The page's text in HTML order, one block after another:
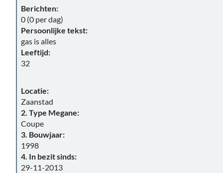
Berichten:
0 (0 per dag)
Persoonlijke tekst:
gas is alles
Leeftijd:
32
Locatie:
Zaanstad
2. Type Megane:
Coupe
3. Bouwjaar:
1998
4. In bezit sinds:
29-11-2013